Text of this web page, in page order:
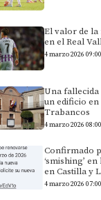
El valor de la
en el Real
4 marzo 2026
Una fallecida
un edificio en
Trabancos
4 marzo 2026
Confirmado
‘smishing’
en Castilla y
4 marzo 2026